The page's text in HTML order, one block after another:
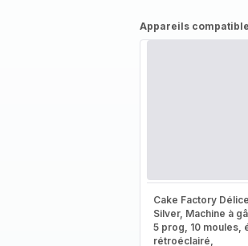
Appareils
Cake Factory
Silver, Machine à
5 prog, 10 moules,
rétroéclairé,